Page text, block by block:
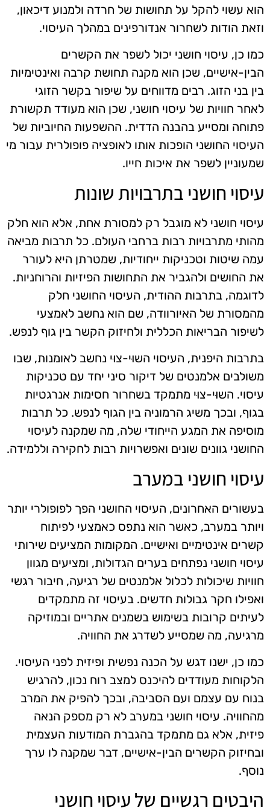
הוא עשוי להקל על תחושות של חרדה ולמנוע דיכאון,
וזאת הודות לשחרור אנדורפינים במהלך העיסוי.
כמו כן, עיסוי חושני יכול לשפר את הקשרים
הבין-אישיים, שכן הוא מקנה תחושת קרבה ואינטימיות
בין בני הזוג. רבים מדווחים על שיפור בקשר הזוגי
לאחר חוויות של עיסוי חושני, שכן הוא מעודד תקשורת
פתוחה ומסייע בהבנה הדדית. ההשפעות החיוביות של
העיסוי החושני הופכות אותו לאופציה פופולרית עבור מי
שמעוניין לשפר את איכות חייו.
עיסוי חושני בתרבויות שונות
עיסוי חושני לא מוגבל רק למסורת אחת, אלא הוא חלק
מהותי מתרבויות רבות ברחבי העולם. כל תרבות מביאה
עמה שיטות וטכניקות ייחודיות, שמטרתן היא לעורר
את החושים ולהגביר את התחושות הפיזיות והרוחניות.
לדוגמה, בתרבות ההודית, העיסוי החושני חלק
מהמסורת של האיורוודה, שם הוא נחשב לאמצעי
לשיפור הבריאות הכללית ולחיזוק הקשר בין גוף לנפש.
בתרבות היפנית, העיסוי השוּי-צוּי נחשב לאומנות, שבו
משולבים אלמנטים של דיקור סיני יחד עם טכניקות
עיסוי. השוּי-צוּי מתמקד בשחרור חסימות אנרגטיות
בגוף, ובכך משיג הרמוניה בין הגוף לנפש. כל תרבות
מוסיפה את המגע הייחודי שלה, מה שמקנה לעיסוי
החושני גוונים שונים ואפשרויות רבות לחקירה וללמידה.
עיסוי חושני במערב
בעשורים האחרונים, העיסוי החושני הפך לפופולרי יותר
ויותר במערב, כאשר הוא נתפס כאמצעי לפיתוח
קשרים אינטימיים ואישיים. המקומות המציעים שירותי
עיסוי חושני נפתחים בערים הגדולות, ומציעים מגוון
חוויות שיכולות לכלול אלמנטים של רגיעה, חיבור רגשי
ואפילו חקר גבולות חדשים. בעיסוי זה מתמקדים
לעיתים קרובות בשימוש בשמנים אתריים ובמוזיקה
מרגיעה, מה שמסייע לשדרג את החוויה.
כמו כן, ישנו דגש על הכנה נפשית ופיזית לפני העיסוי.
הלקוחות מעודדים להיכנס למצב רוח נכון, להרגיש
בנוח עם עצמם ועם הסביבה, ובכך להפיק את המרב
מהחוויה. עיסוי חושני במערב לא רק מספק הנאה
פיזית, אלא גם מתמקד בהגברת המודעות העצמית
ובחיזוק הקשרים הבין-אישיים, דבר שמקנה לו ערך
נוסף.
היבטים רגשיים של עיסוי חושני